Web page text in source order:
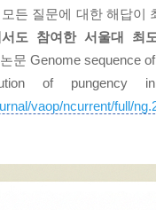
든 질문에 대한 해답이
서도 참여한 서울대 최
문 Genome sequence
of pungency in
vaop/ncurrent/full/